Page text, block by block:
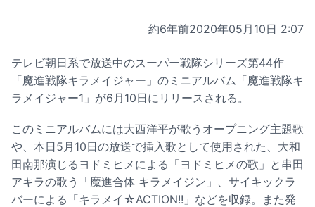
約6年前2020年05月10日 2:07
テレビ朝日系で放送中のスーパー戦隊シリーズ第44作
「魔進戦隊キラメイジャー」のミニアルバム「魔進戦隊キ
ラメイジャー1」が6月10日にリリースされる。
このミニアルバムには大西洋平が歌うオープニング主題歌
や、本日5月10日の放送で挿入歌として使用された、大和
田南那演じるヨドミヒメによる「ヨドミヒメの歌」と串田
アキラの歌う「魔進合体 キラメイジン」、サイキックラ
バーによる「キラメイ☆ACTION!!」などを収録。また発